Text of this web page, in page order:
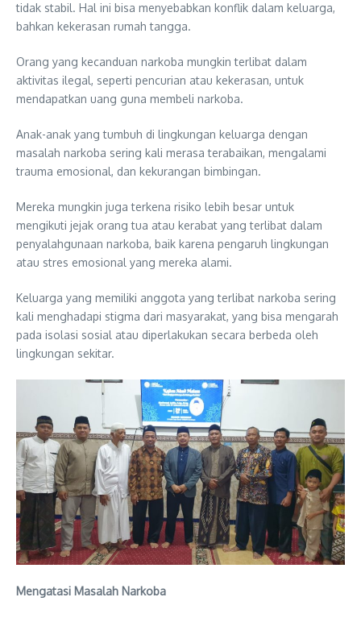
tidak stabil. Hal ini bisa menyebabkan konflik dalam keluarga,
bahkan kekerasan rumah tangga.
Orang yang kecanduan narkoba mungkin terlibat dalam
aktivitas ilegal, seperti pencurian atau kekerasan, untuk
mendapatkan uang guna membeli narkoba.
Anak-anak yang tumbuh di lingkungan keluarga dengan
masalah narkoba sering kali merasa terabaikan, mengalami
trauma emosional, dan kekurangan bimbingan.
Mereka mungkin juga terkena risiko lebih besar untuk
mengikuti jejak orang tua atau kerabat yang terlibat dalam
penyalahgunaan narkoba, baik karena pengaruh lingkungan
atau stres emosional yang mereka alami.
Keluarga yang memiliki anggota yang terlibat narkoba sering
kali menghadapi stigma dari masyarakat, yang bisa mengarah
pada isolasi sosial atau diperlakukan secara berbeda oleh
lingkungan sekitar.
Mengatasi Masalah Narkoba